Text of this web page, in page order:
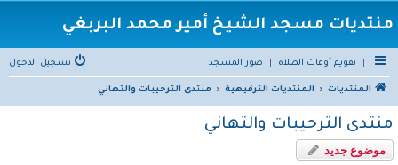
منتديات مسجد الشيخ أمير محمد البربغي
تقويم أوقات الصلاة صور المسجد تسجيل الدخول
المنتديات المنتديات الترفيهية منتدى الترحيبات والتهاني
منتدى الترحيبات والتهاني
موضوع جديد